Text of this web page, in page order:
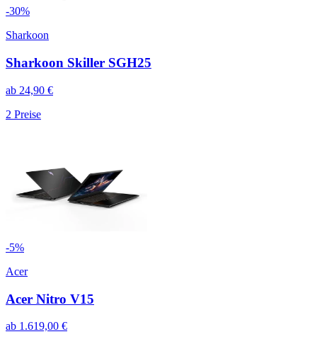
-30%
Sharkoon
Sharkoon Skiller SGH25
ab 24,90 €
2 Preise
-5%
Acer
Acer Nitro V15
ab 1.619,00 €